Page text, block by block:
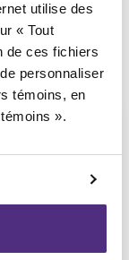
utilise des
« Tout
de ces fichiers
personnaliser
témoins, en
».